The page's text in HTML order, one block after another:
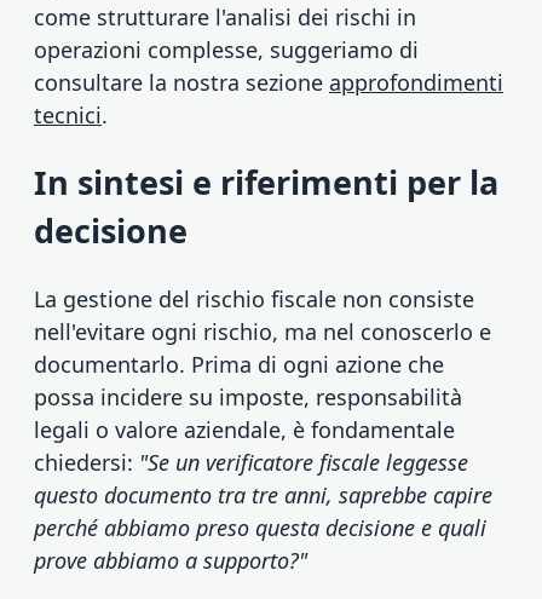
come strutturare l'analisi dei rischi in
operazioni complesse, suggeriamo di
consultare la nostra sezione approfondimenti
tecnici.
In sintesi e riferimenti per la
decisione
La gestione del rischio fiscale non consiste
nell'evitare ogni rischio, ma nel conoscerlo e
documentarlo. Prima di ogni azione che
possa incidere su imposte, responsabilità
legali o valore aziendale, è fondamentale
chiedersi: "Se un verificatore fiscale leggesse
questo documento tra tre anni, saprebbe capire
perché abbiamo preso questa decisione e quali
prove abbiamo a supporto?"